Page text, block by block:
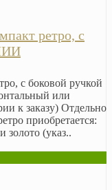
ретро, с
с боковой ручкой
или
к заказу) Отдельно
приобретается:
(указ..